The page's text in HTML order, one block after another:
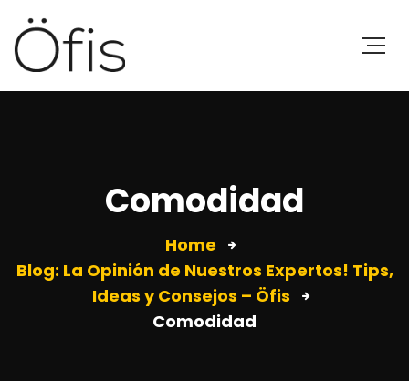
Comodidad
Home
Blog: La Opinión de Nuestros Expertos! Tips,
Ideas y Consejos – Öfis
Comodidad